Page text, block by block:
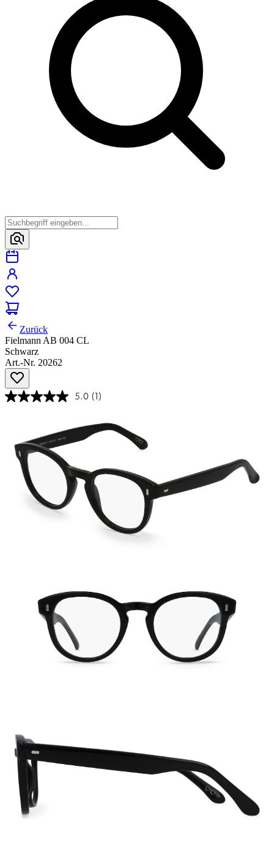
Zurück
Fielmann AB 004 CL
Schwarz
Art.-Nr. 20262
5.0 (1)